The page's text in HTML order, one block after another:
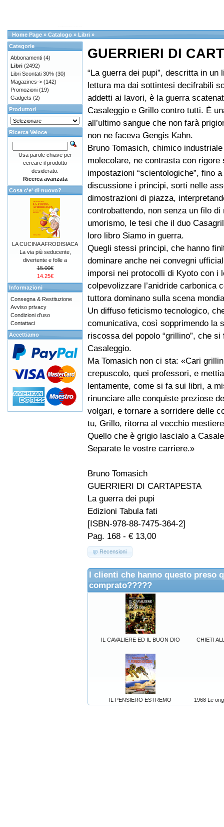
Home Page » Catalogo » Libri »
GUERRIERI DI
“La guerra dei pupi”, descritta in un
lettura ma dai sottintesi decifrabili
addetti ai lavori, è la guerra
Casaleggio e Grillo contro tutti. È
all’ultimo sangue che non farà
non ne faceva Gengis Kahn.
Bruno Tomasich, chimico
molecolare, ne contrasta con rigore
impostazioni “scientologiche”, fino
discussione i principi, sorti nelle
dimostrazioni di piazza,
controbattendo, non senza un filo di
umorismo, le tesi che il duo
loro libro Siamo in guerra.
Quegli stessi principi, che hanno
dominare anche nei convegni
imporsi nei protocolli di Kyoto con i
colpevolizzare l’anidride carbonica
tuttora dominano sulla scena
Un diffuso feticismo tecnologico,
comunicativa, così sopprimendo la
riscossa del popolo “grillino”, che
Casaleggio.
Ma Tomasich non ci sta: «Cari
crepuscolo, quei professori, e
lentamente, come si fa sui libri, a
rinunciare alle conquiste preziose
volgari, e tornare a sorridere delle
tu, Grillo, ritorna al vecchio
Quello che è grigio lascialo a
Separate le vostre carriere.»
Bruno Tomasich
GUERRIERI DI CARTAPESTA
La guerra dei pupi
Edizioni Tabula fati
[ISBN-978-88-7475-364-2]
Pag. 168 - € 13,00
Recensioni
I clienti che hanno questo preso
comprato?????
IL CAVALIERE ED IL BUON DIO CHIETI
IL PENSIERO ESTREMO 1968 Le
Categorie
Abbonamenti (4)
Libri (2492)
Libri Scontati 30% (30)
Magazines-> (142)
Promozioni (19)
Gadgets (2)
Produttori
Ricerca Veloce
Usa parole chiave per
cercare il prodotto
desiderato.
Ricerca avanzata
Cosa c'e' di nuovo?
LA CUCINA AFRODISIACA
La via più seducente,
divertente e folle a
15.00€
14.25€
Informazioni
Consegna & Restituzione
Avviso privacy
Condizioni d'uso
Contattaci
Accettiamo